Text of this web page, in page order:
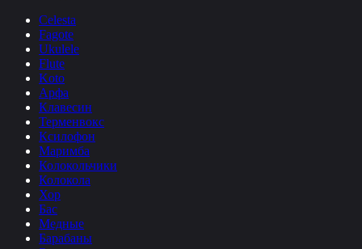
Celesta
Fagote
Ukulele
Flute
Koto
Арфа
Клавесин
Терменвокс
Ксилофон
Маримба
Колокольчики
Колокола
Хор
Бас
Медные
Барабаны